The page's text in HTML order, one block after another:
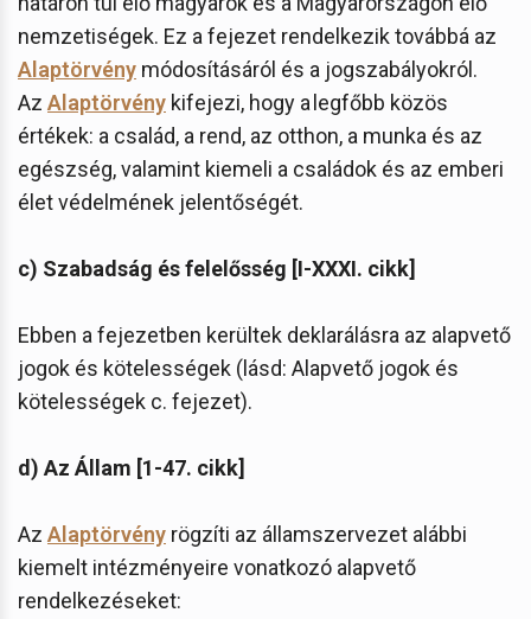
nemzetiségek. Ez a fejezet rendelkezik továbbá az
Alaptörvény módosításáról és a jogszabályokról.
Az Alaptörvény kifejezi, hogy a legfőbb közös
értékek: a család, a rend, az otthon, a munka és az
egészség, valamint kiemeli a családok és az emberi
élet védelmének jelentőségét.
c) Szabadság és felelősség [I-XXXI. cikk]
Ebben a fejezetben kerültek deklarálásra az alapvető
jogok és kötelességek (lásd: Alapvető jogok és
kötelességek c. fejezet).
d) Az Állam [1-47. cikk]
Az Alaptörvény rögzíti az államszervezet alábbi
kiemelt intézményeire vonatkozó alapvető
rendelkezéseket: